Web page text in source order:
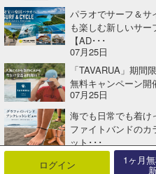
パラオでサーフ＆サ
も楽しむ新しいサー
【AD･･･
07月25日
「TAVARUA」期間
無料キャンペーン開
07月25日
海でも日常でも着け
ファイトバンドのカ
ット･･･
07月24日
ログイン 1ヶ月